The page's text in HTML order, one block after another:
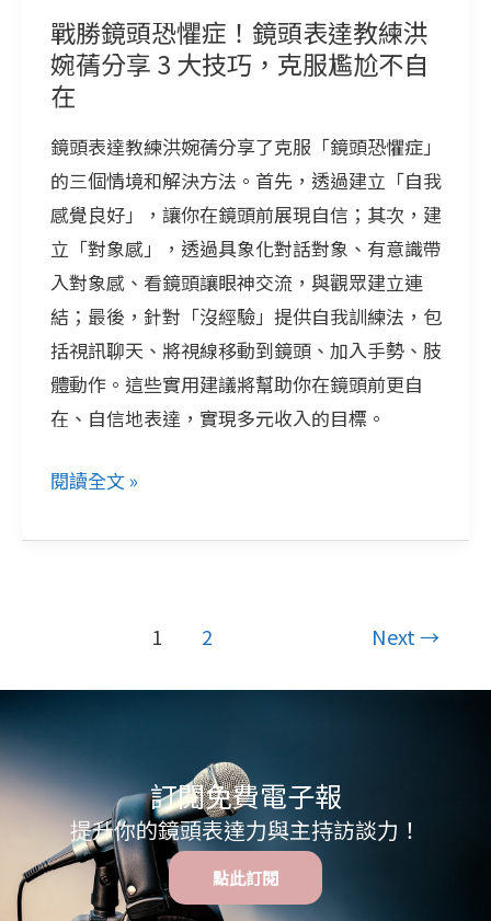
戰勝鏡頭恐懼症！鏡頭表達教練洪
婉蒨分享 3 大技巧，克服尷尬不自
在
鏡頭表達教練洪婉蒨分享了克服「鏡頭恐懼症」
的三個情境和解決方法。首先，透過建立「自我
感覺良好」，讓你在鏡頭前展現自信；其次，建
立「對象感」，透過具象化對話對象、有意識帶
入對象感、看鏡頭讓眼神交流，與觀眾建立連
結；最後，針對「沒經驗」提供自我訓練法，包
括視訊聊天、將視線移動到鏡頭、加入手勢、肢
體動作。這些實用建議將幫助你在鏡頭前更自
在、自信地表達，實現多元收入的目標。
頭
表
達
教
練
洪
婉
蒨
分
享
3
大
技
克
在
閱讀全文 »
1 2 Next→
訂閱免費電子報
提升你的鏡頭表達力與主持訪談力！
點此訂閱